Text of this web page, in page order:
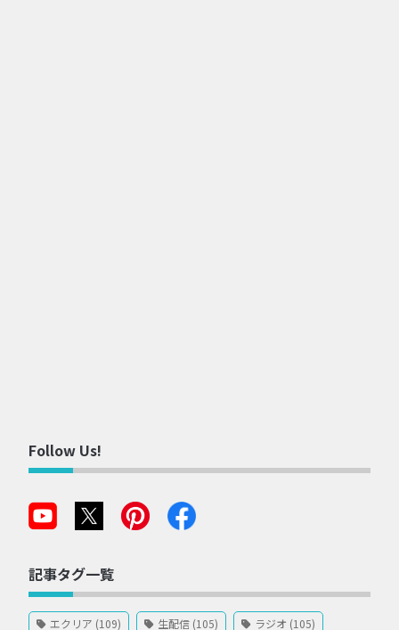
Follow Us!
記事タグ一覧
エクリア (109) 生配信 (105) ラジオ (105)